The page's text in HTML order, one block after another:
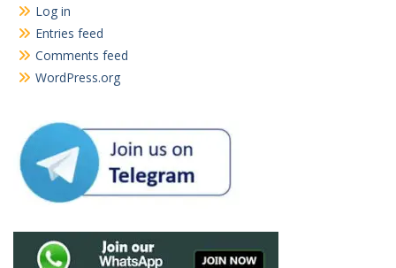
Log in
Entries feed
Comments feed
WordPress.org